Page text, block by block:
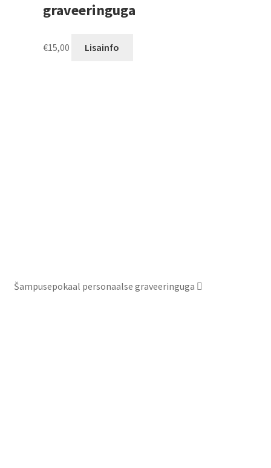
graveeringuga
€15,00 Lisainfo
Šampusepokaal personaalse graveeringuga